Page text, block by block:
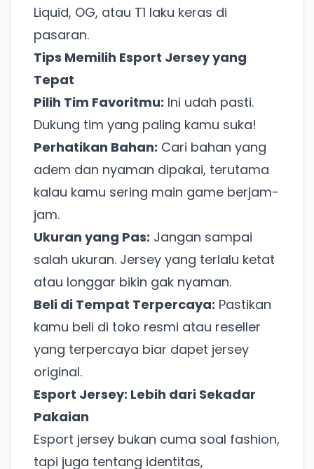
Liquid, OG, atau T1 laku keras di
pasaran.
Tips Memilih Esport Jersey yang
Tepat
Pilih Tim Favoritmu: Ini udah pasti.
Dukung tim yang paling kamu suka!
Perhatikan Bahan: Cari bahan yang
adem dan nyaman dipakai, terutama
kalau kamu sering main game berjam-
jam.
Ukuran yang Pas: Jangan sampai
salah ukuran. Jersey yang terlalu ketat
atau longgar bikin gak nyaman.
Beli di Tempat Terpercaya: Pastikan
kamu beli di toko resmi atau reseller
yang terpercaya biar dapet jersey
original.
Esport Jersey: Lebih dari Sekadar
Pakaian
Esport jersey bukan cuma soal fashion,
tapi juga tentang identitas,